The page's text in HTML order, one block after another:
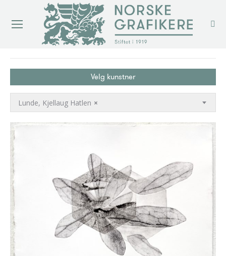
Velg kunstner
×
Lunde, Kjellaug Hatlen